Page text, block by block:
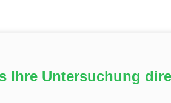
Ihre Untersuchung